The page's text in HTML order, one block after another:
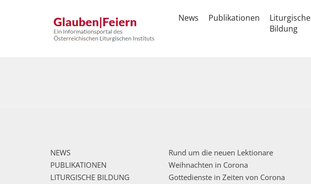
News Publikationen
Liturgische
Bildung
NEWS
PUBLIKATIONEN
LITURGISCHE BILDUNG
Rund um die neuen Lektionare
Weihnachten in Corona
Gottedienste in Zeiten von Corona